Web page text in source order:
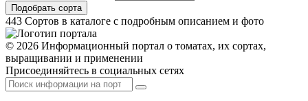
Подобрать сорта
443 Сортов в каталоге с подробным описанием и фото
© 2026 Информационный портал о томатах, их сортах,
выращивании и применении
Присоединяйтесь в социальных сетях